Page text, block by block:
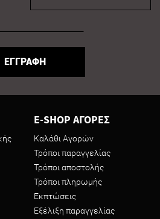
ΕΓΓΡΑΦΗ
E-SHOP ΑΓΟΡΕΣ
Καλάθι Αγορών
Τρόποι παραγγελίας
Τρόποι αποστολής
Τρόποι πληρωμής
Εκπτώσεις
Εξέλιξη παραγγελίας